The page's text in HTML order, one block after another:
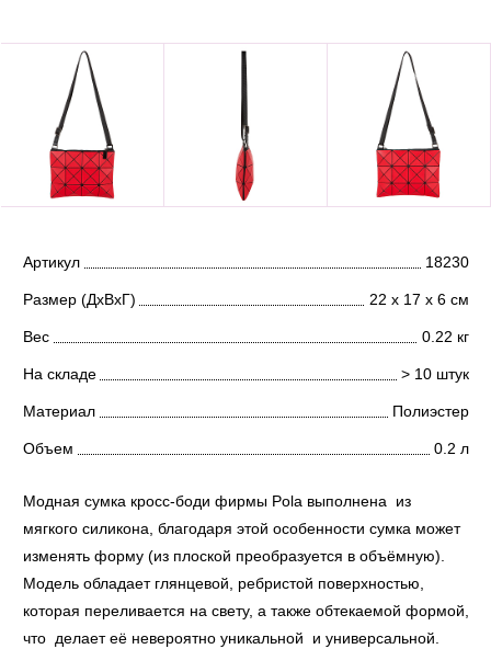
Артикул 18230
Размер (ДхВхГ) 22 х 17 х 6 см
Вес 0.22 кг
На складе > 10 штук
Материал Полиэстер
Объем 0.2 л
Модная сумка кросс-боди фирмы Pola выполнена из
мягкого силикона, благодаря этой особенности сумка может
изменять форму (из плоской преобразуется в объёмную).
Модель обладает глянцевой, ребристой поверхностью,
которая переливается на свету, а также обтекаемой формой,
что делает её невероятно уникальной и универсальной.